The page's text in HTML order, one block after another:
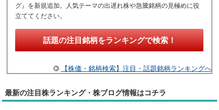
グ』を新規追加。人気テーマの出遅れ株や急騰銘柄の見極めに役
立ててください。
話題の注目銘柄をランキングで検索！
【株価・銘柄検索】注目・話題銘柄ランキングへ
最新の注目株ランキング・株ブログ情報はコチラ